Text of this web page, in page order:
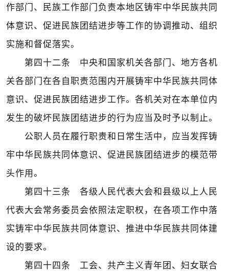
作部门、民族工作部门负责本地区铸牢中华民族共同
体意识、促进民族团结进步等工作的协调推动、组织
实施和督促落实。
第四十二条 中央和国家机关各部门、地方各机
关各部门在各自职责范围内开展铸牢中华民族共同体
意识、促进民族团结进步工作。各机关对在本单位内
发生的破坏民族团结进步的行为应当及时予以制止。
公职人员在履行职责和日常生活中，应当发挥铸
牢中华民族共同体意识、促进民族团结进步的模范带
头作用。
第四十三条 各级人民代表大会和县级以上人民
代表大会常务委员会依照法定职权，在各项工作中落
实铸牢中华民族共同体意识、推进中华民族共同体建
设的要求。
第四十四条 工会、共产主义青年团、妇女联合